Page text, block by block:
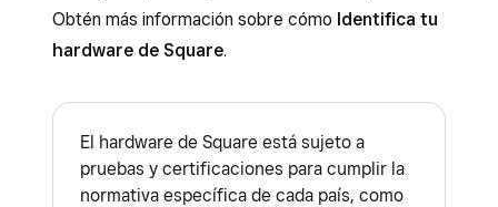
Obtén más información sobre cómo Identifica tu
hardware de Square.
El hardware de Square está sujeto a
pruebas y certificaciones para cumplir la
normativa específica de cada país, como